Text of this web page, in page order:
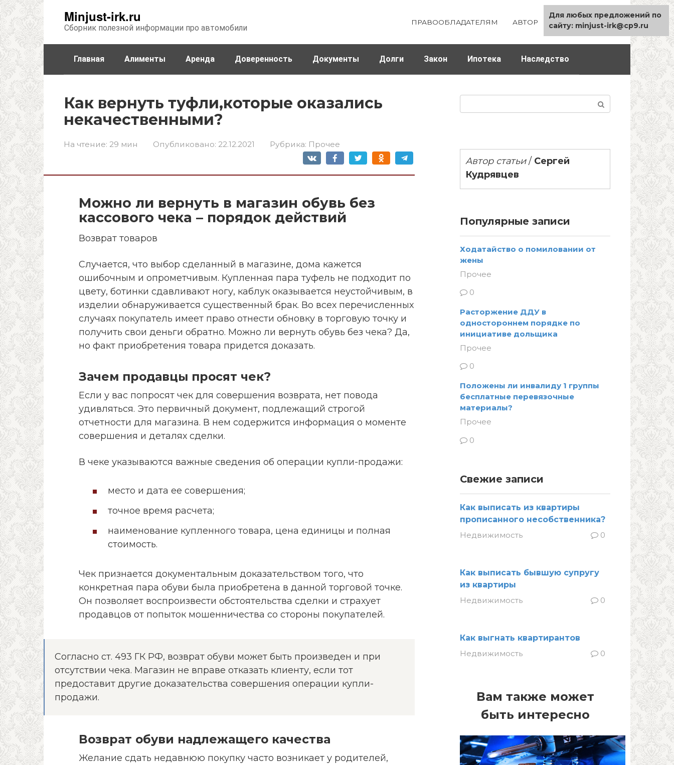
Minjust-irk.ru
Сборник полезной информации про автомобили
ПРАВООБЛАДАТЕЛЯМ АВТОР КАРТА САЙТА
Главная Алименты Аренда Доверенность Документы Долги Закон Ипотека Наследство
Как вернуть туфли,которые оказались
некачественными?
На чтение: 29 мин Опубликовано: 22.12.2021 Рубрика: Прочее
Можно ли вернуть в магазин обувь без
кассового чека – порядок действий
Возврат товаров
Случается, что выбор сделанный в магазине, дома кажется
ошибочным и опрометчивым. Купленная пара туфель не подходит по
цвету, ботинки сдавливают ногу, каблук оказывается неустойчивым, в
изделии обнаруживается существенный брак. Во всех перечисленных
случаях покупатель имеет право отнести обновку в торговую точку и
получить свои деньги обратно. Можно ли вернуть обувь без чека? Да,
но факт приобретения товара придется доказать.
Зачем продавцы просят чек?
Если у вас попросят чек для совершения возврата, нет повода
удивляться. Это первичный документ, подлежащий строгой
отчетности для магазина. В нем содержится информация о моменте
совершения и деталях сделки.
В чеке указываются важные сведения об операции купли-продажи:
место и дата ее совершения;
точное время расчета;
наименование купленного товара, цена единицы и полная
стоимость.
Чек признается документальным доказательством того, что
конкретная пара обуви была приобретена в данной торговой точке.
Он позволяет воспроизвести обстоятельства сделки и страхует
продавцов от попыток мошенничества со стороны покупателей.
Согласно ст. 493 ГК РФ, возврат обуви может быть произведен и при
отсутствии чека. Магазин не вправе отказать клиенту, если тот
предоставит другие доказательства совершения операции купли-
продажи.
Возврат обуви надлежащего качества
Желание сдать недавнюю покупку часто возникает у родителей,
Автор статьи/ Сергей
Кудрявцев
Популярные записи
Ходатайство о помиловании от
жены
Прочее
0
Расторжение ДДУ в
одностороннем порядке по
инициативе дольщика
Прочее
0
Положены ли инвалиду 1 группы
бесплатные перевязочные
материалы?
Прочее
0
Свежие записи
Как выписать из квартиры
прописанного несобственника?
Недвижимость
0
Как выписать бывшую супругу
из квартиры
Недвижимость
0
Как выгнать квартирантов
Недвижимость
0
Вам также может
быть интересно
Для любых предложений по
сайту: minjust-irk@cp9.ru